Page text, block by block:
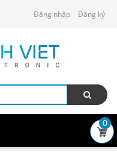
Đăng nhập Đăng ký
0